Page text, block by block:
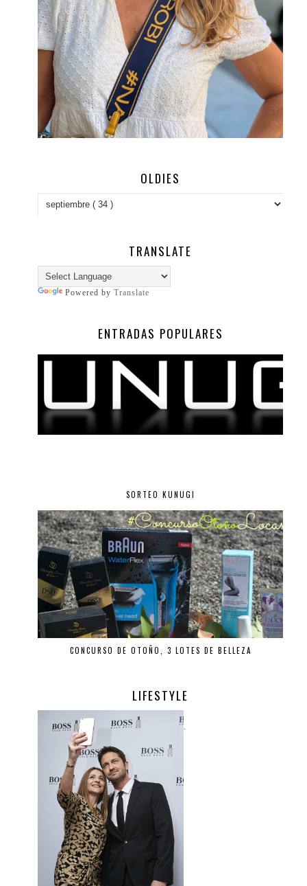
OLDIES
TRANSLATE
Powered by Translate
ENTRADAS POPULARES
SORTEO KUNUGI
CONCURSO DE OTOÑO, 3 LOTES DE BELLEZA
LIFESTYLE
.